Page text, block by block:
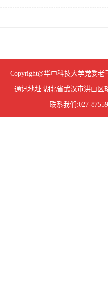
Copyright@华中科技大学党委
通讯地址:湖北省武汉市洪山区
联系我们:027-